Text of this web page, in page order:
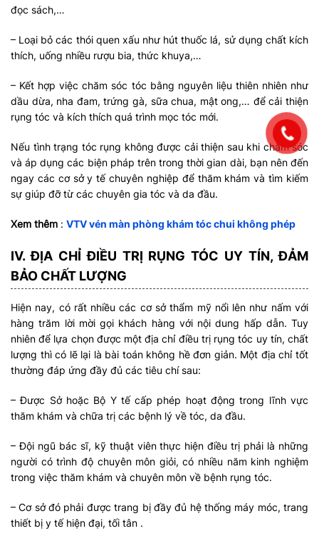
đọc sách,…
– Loại bỏ các thói quen xấu như hút thuốc lá, sử dụng chất kích
thích, uống nhiều rượu bia, thức khuya,…
– Kết hợp việc chăm sóc tóc bằng nguyên liệu thiên nhiên như
dầu dừa, nha đam, trứng gà, sữa chua, mật ong,… để cải thiện
rụng tóc và kích thích quá trình mọc tóc mới.
Nếu tình trạng tóc rụng không được cải thiện sau khi chăm sóc
và áp dụng các biện pháp trên trong thời gian dài, bạn nên đến
ngay các cơ sở y tế chuyên nghiệp để thăm khám và tìm kiếm
sự giúp đỡ từ các chuyên gia tóc và da đầu.
Xem thêm : VTV vén màn phòng khám tóc chui không phép
IV. ĐỊA CHỈ ĐIỀU TRỊ RỤNG TÓC UY TÍN, ĐẢM
BẢO CHẤT LƯỢNG
Hiện nay, có rất nhiều các cơ sở thẩm mỹ nổi lên như nấm với
hàng trăm lời mời gọi khách hàng với nội dung hấp dẫn. Tuy
nhiên để lựa chọn được một địa chỉ điều trị rụng tóc uy tín, chất
lượng thì có lẽ lại là bài toán không hề đơn giản. Một địa chỉ tốt
thường đáp ứng đầy đủ các tiêu chí sau:
– Được Sở hoặc Bộ Y tế cấp phép hoạt động trong lĩnh vực
thăm khám và chữa trị các bệnh lý về tóc, da đầu.
– Đội ngũ bác sĩ, kỹ thuật viên thực hiện điều trị phải là những
người có trình độ chuyên môn giỏi, có nhiều năm kinh nghiệm
trong việc thăm khám và chuyên môn về bệnh rụng tóc.
– Cơ sở đó phải được trang bị đầy đủ hệ thống máy móc, trang
thiết bị y tế hiện đại, tối tân .